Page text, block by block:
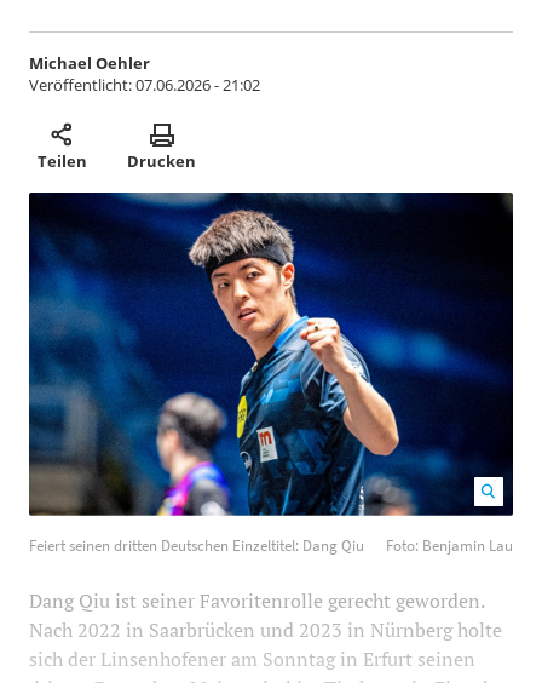
Michael Oehler
Veröffentlicht:07.06.2026 - 21:02
Teilen Drucken
Foto: Benjamin Lau1200 800
Feiert seinen dritten Deutschen Einzeltitel: Dang Qiu Foto: Benjamin Lau
Dang Qiu ist seiner Favoritenrolle gerecht geworden.
Nach 2022 in Saarbrücken und 2023 in Nürnberg holte
sich der Linsenhofener am Sonntag in Erfurt seinen